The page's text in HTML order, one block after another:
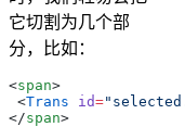
它切割为几个部
分，比如：
<span>
<Trans id=
</span>